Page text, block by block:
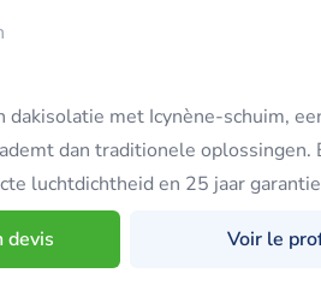
dakisolatie met Icynène-schuim,
dan traditionele oplossingen.
luchtdichtheid en 25 jaar
devis Voir le